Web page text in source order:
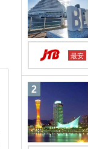
最安
2